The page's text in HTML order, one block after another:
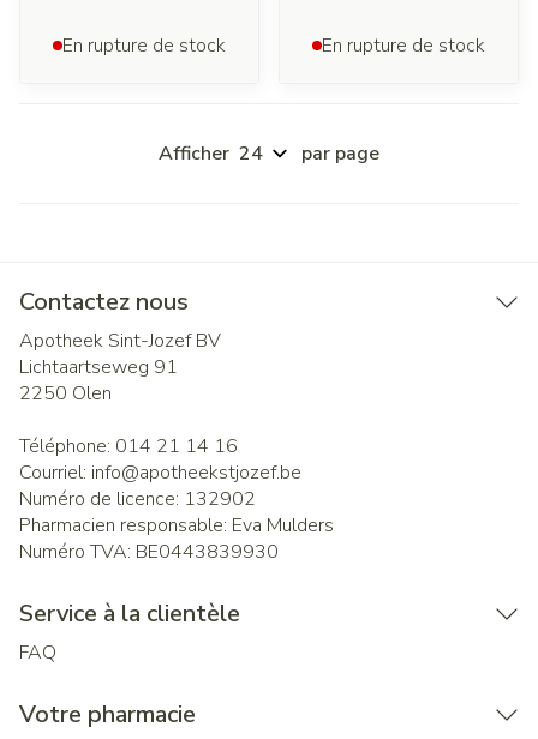
En rupture de stock En rupture de stock
Afficher par page
Contactez nous
Apotheek Sint-Jozef BV
Lichtaartseweg 91
2250 Olen
Téléphone: 014 21 14 16
Courriel: info@apotheekstjozef.be
Numéro de licence: 132902
Pharmacien responsable: Eva Mulders
Numéro TVA: BE0443839930
Service à la clientèle
FAQ
Votre pharmacie